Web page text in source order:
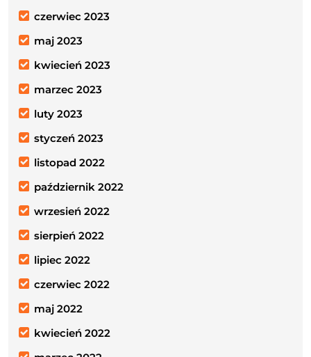
czerwiec 2023
maj 2023
kwiecień 2023
marzec 2023
luty 2023
styczeń 2023
listopad 2022
październik 2022
wrzesień 2022
sierpień 2022
lipiec 2022
czerwiec 2022
maj 2022
kwiecień 2022